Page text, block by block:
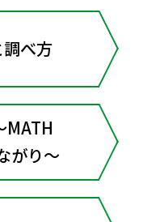
べ方
MATH
がり～